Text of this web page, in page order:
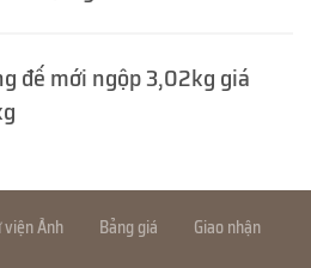
đế mới ngộp 3,02kg giá
viện Ảnh Bảng giá
Giao nhận